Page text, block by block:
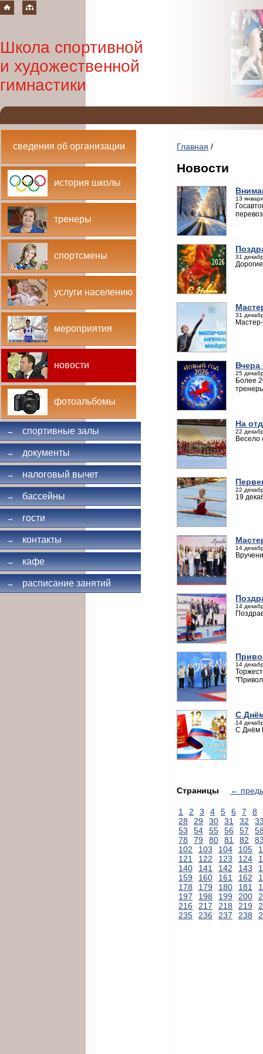
Школа спортивной
и художественной
гимнастики
сведения об организации
история школы
тренеры
спортсмены
услуги населению
мероприятия
новости
фотоальбомы
→ спортивные залы
→ документы
→ налоговый вычет
→ бассейны
→ гости
→ контакты
→ кафе
→ расписание занятий
Главная /
Новости
13
31
31
Вчера
25
Более
На
22
Весело
22
19
14
14
14
С
14
С Днём
Страницы ←
1 2 3 4 5 6 7
8
28
29 30 31 32
53
54 55 56 57
78
79 80 81 82
102
103 104 105
121
122 123 124
140
141 142 143
159
160 161 162
178
179 180 181
197
198 199 200
216
217 218 219
235
236 237 238